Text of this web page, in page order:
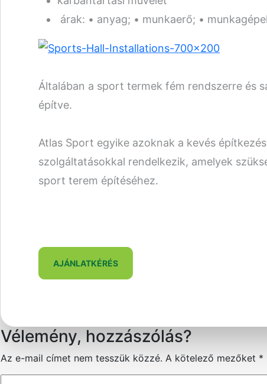
árak: • anyag; • munkaerő; •
Általában a sport termek fém rendszerre és
építve.
Atlas Sport egyike azoknak a kevés
szolgáltatásokkal rendelkezik, amelyek
sport terem építéséhez.
AJÁNLATKÉRÉS
Vélemény, hozzászólás?
Az e-mail címet nem tesszük közzé. A kötelező mezőket *